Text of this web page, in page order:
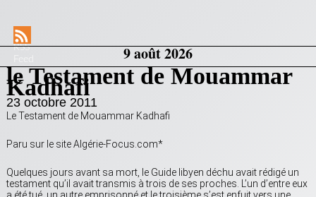
RSS
9 août 2026
le Testament de Mouammar
Kadhafi
23 octobre 2011
Le Testament de Mouammar Kadhafi
Paru sur le site Algérie-Focus.com*
Quelques jours avant sa mort, le Guide libyen déchu avait rédigé un
testament qu’il avait transmis à trois de ses proches. L’un d’entre eux